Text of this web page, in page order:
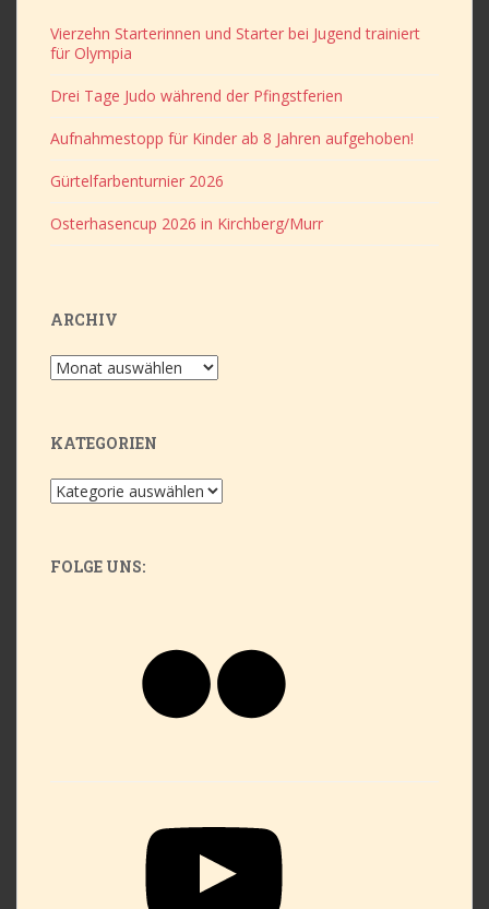
Vierzehn Starterinnen und Starter bei Jugend trainiert
für Olympia
Drei Tage Judo während der Pfingstferien
Aufnahmestopp für Kinder ab 8 Jahren aufgehoben!
Gürtelfarbenturnier 2026
Osterhasencup 2026 in Kirchberg/Murr
ARCHIV
Archiv
KATEGORIEN
Kategorien
FOLGE UNS: